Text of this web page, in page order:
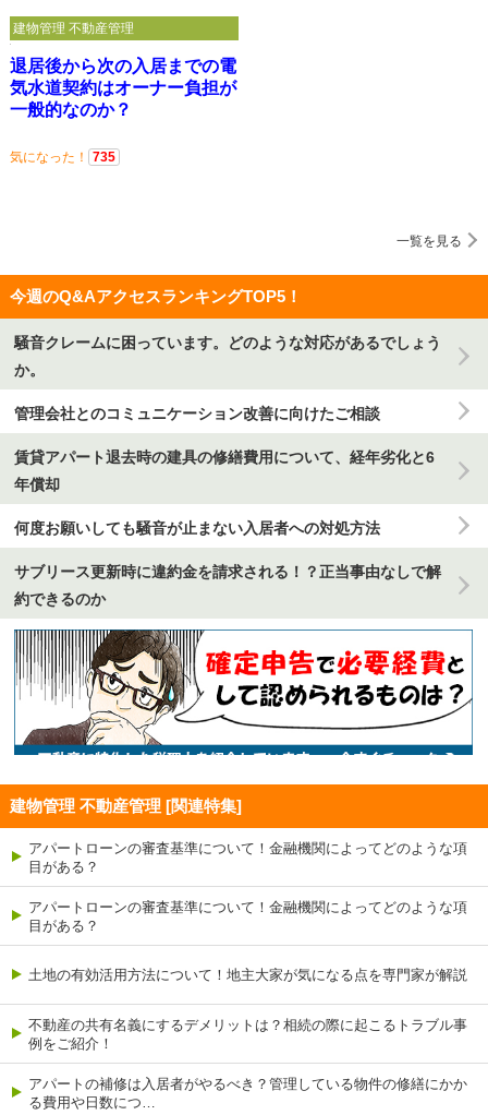
退居後から次の入居までの電
気水道契約はオーナー負担が
一般的なのか？
気になった！ 735
建物管理 不動産管理
一覧を見る
今週のQ&AアクセスランキングTOP5！
騒音クレームに困っています。どのような対応があるでしょう
か。
管理会社とのコミュニケーション改善に向けたご相談
賃貸アパート退去時の建具の修繕費用について、経年劣化と6
年償却
何度お願いしても騒音が止まない入居者への対処方法
サブリース更新時に違約金を請求される！？正当事由なしで解
約できるのか
建物管理 不動産管理 [関連特集]
アパートローンの審査基準について！金融機関によってどのような項
目がある？
アパートローンの審査基準について！金融機関によってどのような項
目がある？
土地の有効活用方法について！地主大家が気になる点を専門家が解説
不動産の共有名義にするデメリットは？相続の際に起こるトラブル事
例をご紹介！
アパートの補修は入居者がやるべき？管理している物件の修繕にかか
る費用や日数につ…